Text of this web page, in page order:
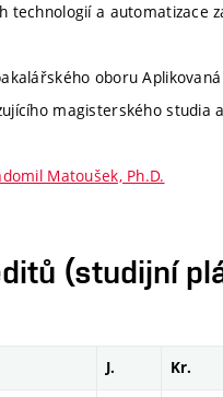
technologií a automatizace
oboru
magisterského studia
Matoušek, Ph.D.
(studijní
J. Kr.